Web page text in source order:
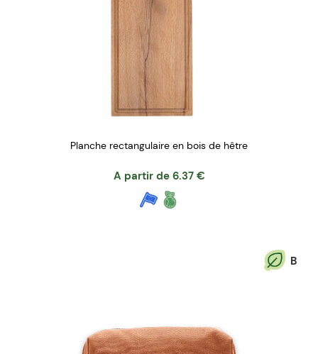
Planche rectangulaire en bois de hêtre
A partir de 6.37 €
B